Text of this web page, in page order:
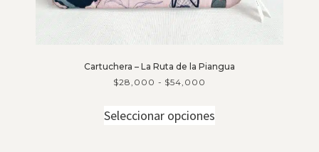
Cartuchera – La Ruta de la Piangua
$28,000 - $54,000
Seleccionar opciones